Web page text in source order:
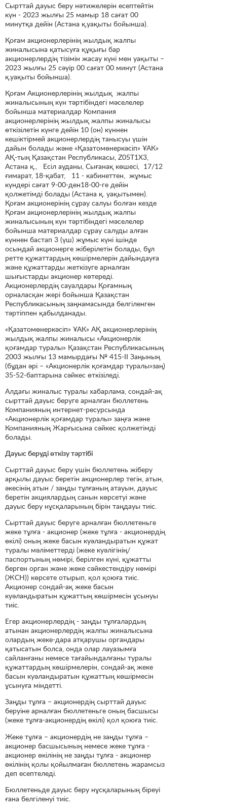
Сырттай дауыс беру нәтижелерін есептейтін
күн - 2023 жылғы 25 мамыр 18 сағат 00
минутқа дейін (Астана қ.уақыты бойынша).
Қоғам акционерлерінің жылдық жалпы
жиналысына қатысуға құқығы бар
акционерлердің тізімін жасау күні мен уақыты –
2023 жылғы 25 сәуір 00 сағат 00 минут (Астана
қ.уақыты бойынша).
Қоғам Акционерлерінің жылдық жалпы
жиналысының күн тәртібіндегі мәселелер
бойынша материалдар Компания
акционерлерінің жылдық жалпы жиналысы
өткізілетін күнге дейін 10 (он) күннен
кешіктірмей акционерлердің танысуы үшін
дайын болады және «Қазатомөнеркәсіп» ҰАК»
АҚ-тың Қазақстан Республикасы, Z05T1X3,
Астана қ., Есіл ауданы, Сығанақ көшесі, 17/12
ғимарат, 18-қабат, 11 - кабинеттен, жұмыс
күндері сағат 9-00-ден18-00-ге дейін
қолжетімді болады (Астана қ. уақытымен).
Қоғам акционерінің сұрау салуы болған кезде
Қоғам акционерлерінің жылдық жалпы
жиналысының күн тәртібіндегі мәселелер
бойынша материалдар сұрау салуды алған
күннен бастап 3 (үш) жұмыс күні ішінде
осындай акционерге жіберілетін болады, бұл
ретте құжаттардың көшірмелерін дайындауға
және құжаттарды жеткізуге арналған
шығыстарды акционер көтереді.
Акционерлердің сауалдары Қоғамның
орналасқан жері бойынша Қазақстан
Республикасының заңнамасында белгіленген
тәртіппен қабылданады.
«Қазатомөнеркәсіп» ҰАК» АҚ акционерлерінің
жылдық жалпы жиналысы «Акционерлік
қоғамдар туралы» Қазақстан Республикасының
2003 жылғы 13 мамырдағы № 415-II Заңының
(бұдан әрі – «Акционерлік қоғамдар туралы»заң)
35-52-баптарына сәйкес өткізіледі.
Алдағы жиналыс туралы хабарлама, сондай-ақ
сырттай дауыс беруге арналған бюллетень
Компанияның интернет-ресурсында
«Акционерлік қоғамдар туралы» заңға және
Компанияның Жарғысына сәйкес қолжетімді
болады.
Дауыс беруді өткізу тәртібі
Сырттай дауыс беру үшін бюллетень жіберу
арқылы дауыс беретін акционерлер тегін, атын,
әкесінің атын / заңды тұлғаның атауын, дауыс
беретін акциялардың санын көрсетуі және
дауыс беру нұсқаларының бірін таңдауы тиіс.
Сырттай дауыс беруге арналған бюллетеньге
жеке тұлға - акционер (жеке тұлға - акционердің
өкілі) оның жеке басын куәландыратын құжат
туралы мәліметтерді (жеке куәлігінің/
паспортының нөмірі, берілген күні, құжатты
берген орган және жеке сәйкестендіру нөмірі
(ЖСН)) көрсете отырып, қол қоюға тиіс.
Акционер сондай-ақ жеке басын
куәландыратын құжаттың көшірмесін ұсынуы
тиіс.
Егер акционерлердің - заңды тұлғалардың
атынан акционерлердің жалпы жиналысына
олардың жеке-дара атқарушы органдары
қатысатын болса, онда олар лауазымға
сайланғаны немесе тағайындалғаны туралы
құжаттардың көшірмелерін, сондай-ақ жеке
басын куәландыратын құжаттың көшірмесін
ұсынуға міндетті.
Заңды тұлға – акционердің сырттай дауыс
беруіне арналған бюллетеньге оның басшысы
(жеке тұлға-акционердің өкілі) қол қоюға тиіс.
Жеке тұлға – акционердің не заңды тұлға –
акционер басшысының немесе жеке тұлға -
акционер өкілінің не заңды тұлға - акционер
өкілінің қолы қойылмаған бюллетень жарамсыз
деп есептеледі.
Бюллетеньде дауыс беру нұсқаларының біреуі
ғана белгіленуі тиіс.